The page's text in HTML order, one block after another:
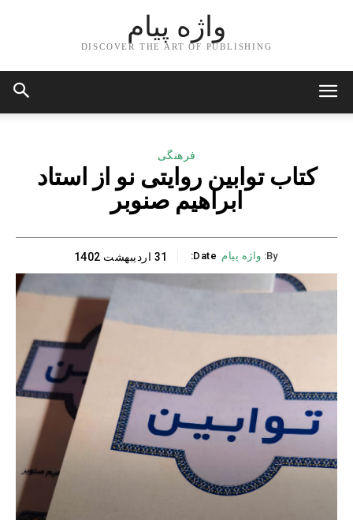
واژه پیام
DISCOVER THE ART OF PUBLISHING
فرهنگی
کتاب توابین روایتی نو از استاد
ابراهیم صنوبر
By: واژه پیام Date: 31 اردیبهشت 1402